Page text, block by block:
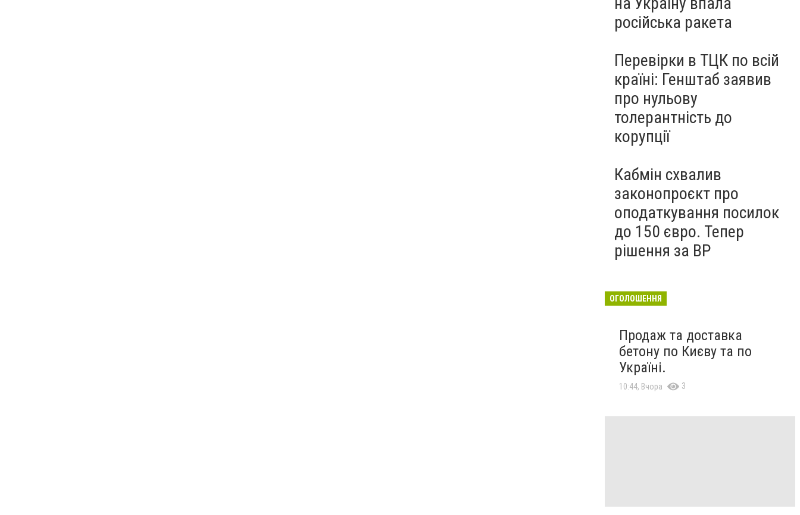
російська ракета
Перевірки в ТЦК по всій
країні: Генштаб заявив
про нульову
толерантність до
корупції
Кабмін схвалив
законопроєкт про
оподаткування посилок
до 150 євро. Тепер
рішення за ВР
ОГОЛОШЕННЯ
Продаж та доставка
бетону по Києву та по
Україні.
10:44, Вчора 3